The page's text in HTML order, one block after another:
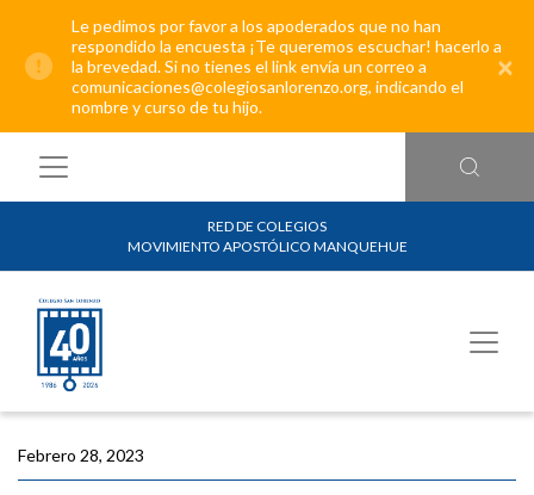
Le pedimos por favor a los apoderados que no han
respondido la encuesta ¡Te queremos escuchar! hacerlo a
la brevedad. Si no tienes el link envía un correo a
comunicaciones@colegiosanlorenzo.org, indicando el
nombre y curso de tu hijo.
×
RED DE COLEGIOS
MOVIMIENTO APOSTÓLICO MANQUEHUE
Febrero 28, 2023